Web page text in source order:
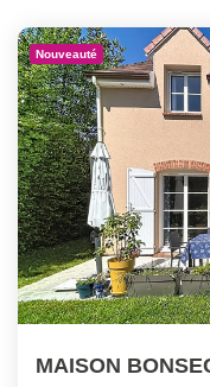
Nouveauté